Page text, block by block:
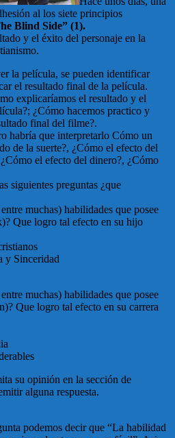
al los siete principios
Blind Side” (1).
y el éxito del personaje en la
la película, se pueden identificar
el resultado final de la película.
explicaríamos el resultado y el
¿Cómo hacemos practico y
final del filme?.
habría que interpretarlo Cómo un
de la suerte?, ¿Cómo el efecto del
el efecto del dinero?, ¿Cómo
siguientes preguntas ¿que
muchas) habilidades que posee
Que logro tal efecto en su hijo
y Sinceridad
muchas) habilidades que posee
Que logro tal efecto en su carrera
su opinión en la sección de
alguna respuesta.
podemos decir que “La habilidad